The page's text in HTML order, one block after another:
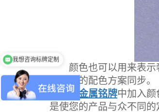
颜色也可以用来表示奢
终产品的配色方案同步。
在 金属铭牌中加入
是使您的产品与众不同的
我想咨询标牌定制